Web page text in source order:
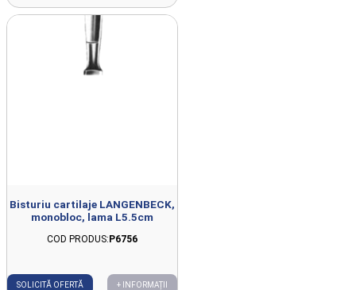
Bisturiu cartilaje LANGENBECK,
monobloc, lama L5.5cm
COD PRODUS:P6756
SOLICITĂ OFERTĂ + INFORMAȚII